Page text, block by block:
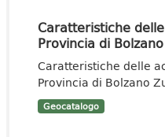
Caratteristiche
Provincia di Bolzano
Caratteristiche delle
Provincia di Bolzano
Geocatalogo